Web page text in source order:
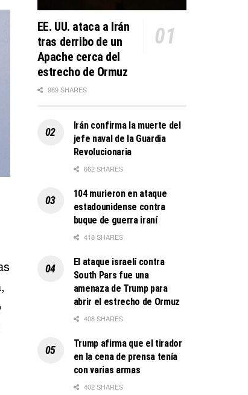
,
EE. UU. ataca a Irán
tras derribo de un
Apache cerca del
estrecho de Ormuz
969 SHARES
Irán confirma la muerte del
jefe naval de la Guardia
Revolucionaria
662 SHARES
104 murieron en ataque
estadounidense contra
buque de guerra iraní
418 SHARES
El ataque israelí contra
South Pars fue una
amenaza de Trump para
abrir el estrecho de Ormuz
408 SHARES
Trump afirma que el tirador
en la cena de prensa tenía
con varias armas
402 SHARES